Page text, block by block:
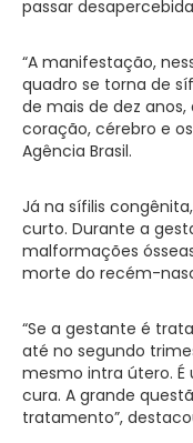
passar
“A manifestação,
quadro se torna de
de mais de dez
coração, cérebro e
Agência Brasil.
Já na sífilis
curto. Durante a
malformações
morte do recém-
“Se a gestante é
até no segundo
mesmo intra útero.
cura. A grande
tratamento”,